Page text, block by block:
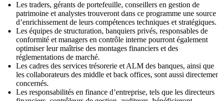
Les traders, gérants de portefeuille, conseillers en gestion de
patrimoine et analystes trouveront dans ce programme une source
d’enrichissement de leurs compétences techniques et stratégiques.
Les équipes de structuration, banquiers privés, responsables de
conformité et managers en contrôle interne pourront également
optimiser leur maîtrise des montages financiers et des
réglementations de marché.
Les cadres des services trésorerie et ALM des banques, ainsi que
les collaborateurs des middle et back offices, sont aussi
concernés.
Les responsabilités en finance d’entreprise, tels que les directeurs